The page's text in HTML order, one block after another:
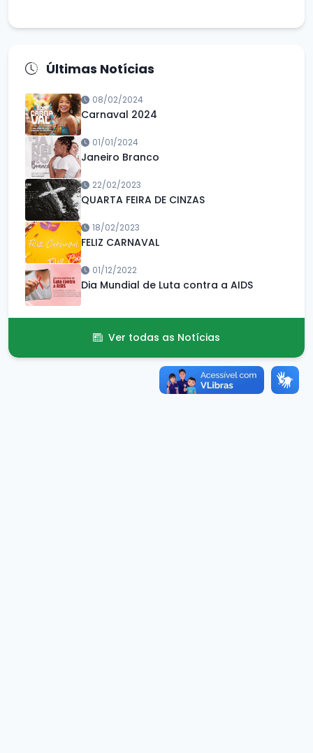
Últimas Notícias
08/02/2024
Carnaval 2024
01/01/2024
Janeiro Branco
22/02/2023
QUARTA FEIRA DE CINZAS
18/02/2023
FELIZ CARNAVAL
01/12/2022
Dia Mundial de Luta contra a AIDS
Ver todas as Notícias